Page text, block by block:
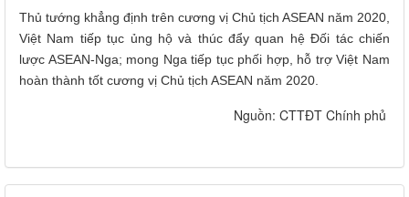
Thủ tướng khẳng định trên cương vị Chủ tịch ASEAN năm 2020,
Việt Nam tiếp tục ủng hộ và thúc đẩy quan hệ Đối tác chiến
lược ASEAN-Nga; mong Nga tiếp tục phối hợp, hỗ trợ Việt Nam
hoàn thành tốt cương vị Chủ tịch ASEAN năm 2020.
​Nguồn: CTTĐT Chính phủ